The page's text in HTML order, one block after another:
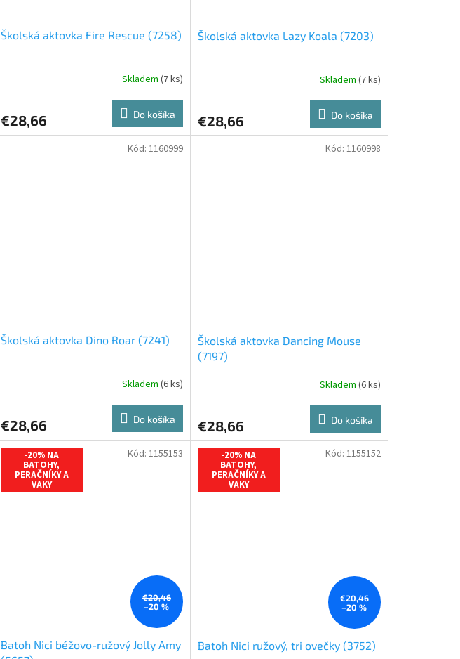
Školská aktovka Fire Rescue (7258)
Skladem (7 ks)
€28,66 Do košíka
Školská aktovka Lazy Koala (7203)
Skladem (7 ks)
€28,66 Do košíka
Školská aktovka Dino Roar (7241)
Skladem (6 ks)
€28,66 Do košíka
Kód: 1160999
Školská aktovka Dancing Mouse
(7197)
Skladem (6 ks)
€28,66 Do košíka
Kód: 1160998
-20% NA
BATOHY,
PERAČNÍKY A
VAKY
€20,46
–20 %
Batoh Nici béžovo-ružový Jolly Amy
Kód: 1155153 -20% NA
BATOHY,
PERAČNÍKY A
VAKY
€20,46
–20 %
Batoh Nici ružový, tri ovečky (3752)
Kód: 1155152